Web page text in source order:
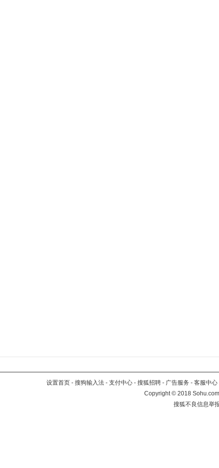
设置首页 - 搜狗输入法 - 支付中心 - 搜狐招聘 - 广告服务 - 客服中心
Copyright©2018
搜狐不良信息举